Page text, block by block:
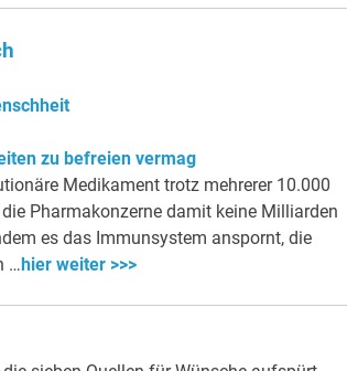
zu befreien vermag
Medikament trotz mehrerer 10.000
Pharmakonzerne damit keine Milliarden
es das Immunsystem anspornt, die
… hier weiter >>>